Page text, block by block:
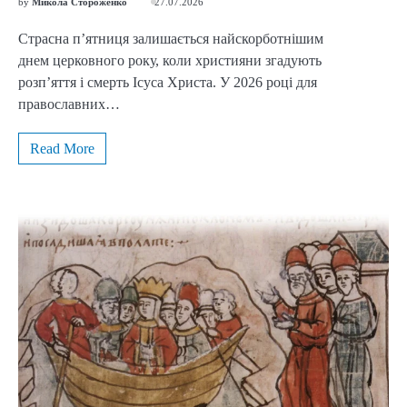
by Микола Стороженко 27.07.2026
Страсна п’ятниця залишається найскорботнішим
днем церковного року, коли християни згадують
розп’яття і смерть Ісуса Христа. У 2026 році для
православних…
Read More